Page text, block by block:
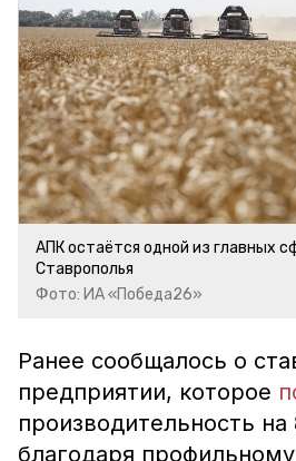
АПК остаётся одной из главных
Ставрополья
Фото: ИА «Победа26»
Ранее сообщалось о
предприятии, которое
производительность
благодаря